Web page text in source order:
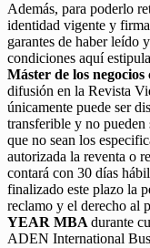
Además, para poderlo
identidad vigente y
garantes de haber leído
condiciones aquí
Máster de los
difusión en la Revista
únicamente puede ser
transferible y no pueden
que no sean los
autorizada la reventa o
contará con 30 días
finalizado este plazo la
reclamo y el derecho al
YEAR MBA durante
ADEN International